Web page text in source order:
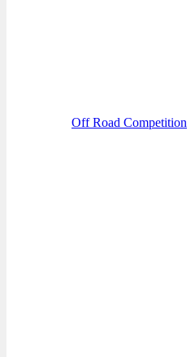
Off Road Competition